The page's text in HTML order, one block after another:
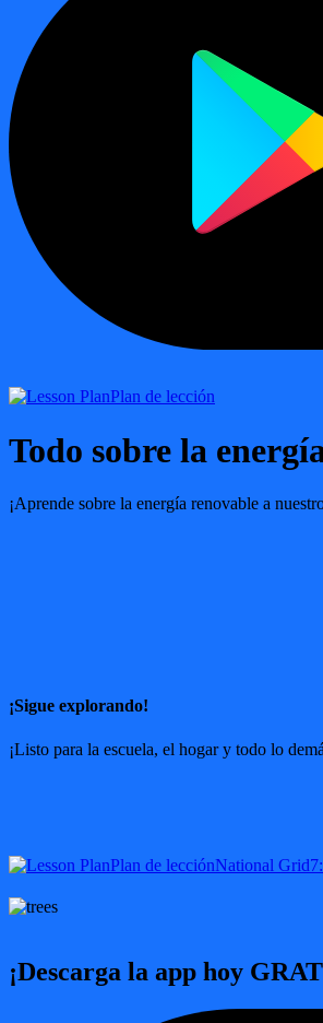
Plan de lección
Todo sobre la
¡Aprende sobre la energía renovable a
¡Sigue explorando!
¡Listo para la escuela, el hogar y todo lo
Plan de lecciónNational Grid
¡Descarga la app hoy